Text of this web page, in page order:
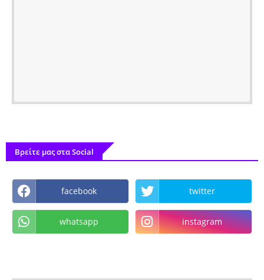
Βρείτε μας στα Social
facebook twitter
whatsapp instagram